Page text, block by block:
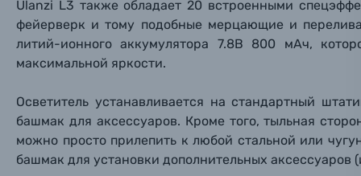
Ваш
Ваш
Оптические приборы
Материалы
Осветительное оборудование
Имя*
Номер
Нажимая
Ulanzi L3 также обладает 20 встроенными
фейерверк и тому подобные мерцающие и
литий-ионного аккумулятора 7.8В 800 мАч,
максимальной яркости.
Осветитель устанавливается на стандартный
башмак для аксессуаров. Кроме того, тыльная
можно просто прилепить к любой стальной или
башмак для установки дополнительных аксессуаров
Ваш